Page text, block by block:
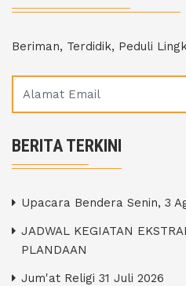
Beriman, Terdidik, Peduli
BERITA TERKINI
Upacara Bendera Senin, 3
JADWAL KEGIATAN
PLANDAAN
Jum'at Religi 31 Juli 2026